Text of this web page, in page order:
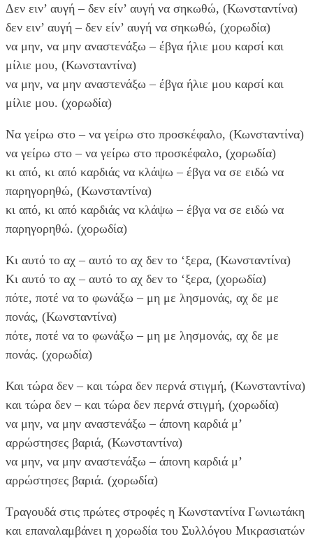
Δεν ειν’ αυγή – δεν είν’ αυγή να σηκωθώ, (Κωνσταντίνα)
δεν ειν’ αυγή – δεν είν’ αυγή να σηκωθώ, (χορωδία)
να μην, να μην αναστενάξω – έβγα ήλιε μου καρσί και
μίλιε μου, (Κωνσταντίνα)
να μην, να μην αναστενάξω – έβγα ήλιε μου καρσί και
μίλιε μου. (χορωδία)
Να γείρω στο – να γείρω στο προσκέφαλο, (Κωνσταντίνα)
να γείρω στο – να γείρω στο προσκέφαλο, (χορωδία)
κι από, κι από καρδιάς να κλάψω – έβγα να σε ειδώ να
παρηγορηθώ, (Κωνσταντίνα)
κι από, κι από καρδιάς να κλάψω – έβγα να σε ειδώ να
παρηγορηθώ. (χορωδία)
Κι αυτό το αχ – αυτό το αχ δεν το ‘ξερα, (Κωνσταντίνα)
Κι αυτό το αχ – αυτό το αχ δεν το ‘ξερα, (χορωδία)
πότε, ποτέ να το φωνάξω – μη με λησμονάς, αχ δε με
πονάς, (Κωνσταντίνα)
πότε, ποτέ να το φωνάξω – μη με λησμονάς, αχ δε με
πονάς. (χορωδία)
Και τώρα δεν – και τώρα δεν περνά στιγμή, (Κωνσταντίνα)
και τώρα δεν – και τώρα δεν περνά στιγμή, (χορωδία)
να μην, να μην αναστενάξω – άπονη καρδιά μ’
αρρώστησες βαριά, (Κωνσταντίνα)
να μην, να μην αναστενάξω – άπονη καρδιά μ’
αρρώστησες βαριά. (χορωδία)
Τραγουδά στις πρώτες στροφές η Κωνσταντίνα Γωνιωτάκη
και επαναλαμβάνει η χορωδία του Συλλόγου Μικρασιατών